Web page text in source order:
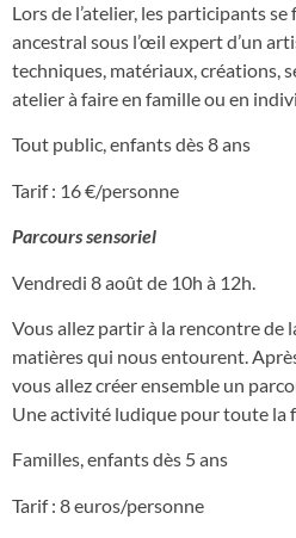
Lors de l’atelier, les participants
ancestral sous l’œil expert d’un
techniques, matériaux, créations,
atelier à faire en famille ou en
Tout public, enfants dès 8 ans
Tarif : 16 €/personne
Parcours sensoriel
Vendredi 8 août de 10h à 12h.
Vous allez partir à la rencontre de
matières qui nous entourent.
vous allez créer ensemble un
Une activité ludique pour toute la
Familles, enfants dès 5 ans
Tarif : 8 euros/personne